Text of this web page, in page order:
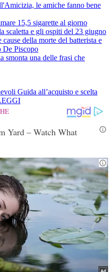
le amiche fanno bene
15,5 sigarette al giorno
scaletta e gli ospiti del 23 giugno
della morte del batterista e
De Piscopo
smonta una delle frasi che
Guida all’acquisto e scelta